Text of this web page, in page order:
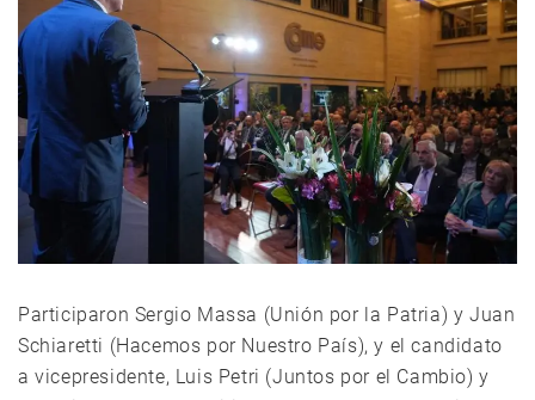
Participaron Sergio Massa (Unión por la Patria) y Juan
Schiaretti (Hacemos por Nuestro País), y el candidato
a vicepresidente, Luis Petri (Juntos por el Cambio) y